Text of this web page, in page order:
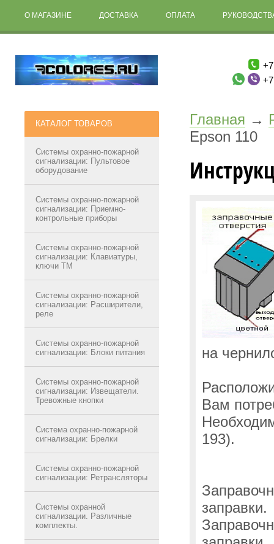
О МАГАЗИНЕ ДОСТАВКА ОПЛАТА
КАТАЛОГ ТОВАРОВ
Системы охранно-пожарной
сигнализации: Пультовое
оборудование
Системы охранно-пожарной
сигнализации: Приемно-
контрольные приборы
Системы охранно-пожарной
сигнализации: Клавиатуры,
ключи ТМ
Системы охранно-пожарной
сигнализации: Расширители,
реле
Системы охранно-пожарной
сигнализации: Блоки питания
Системы охранно-пожарной
сигнализации: Извещатели.
Тревожные кнопки
Система охранно-пожарной
сигнализации: Брелки
Системы охранно-пожарной
сигнализации: Ретрансляторы
Системы охранной
сигнализации. Различные
комплекты.
Главная →
Epson 110
на
Вам
193).
заправки.